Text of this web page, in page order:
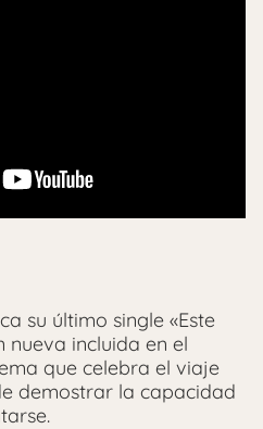
su último single «Este
nueva incluida en el
que celebra el viaje
demostrar la capacidad